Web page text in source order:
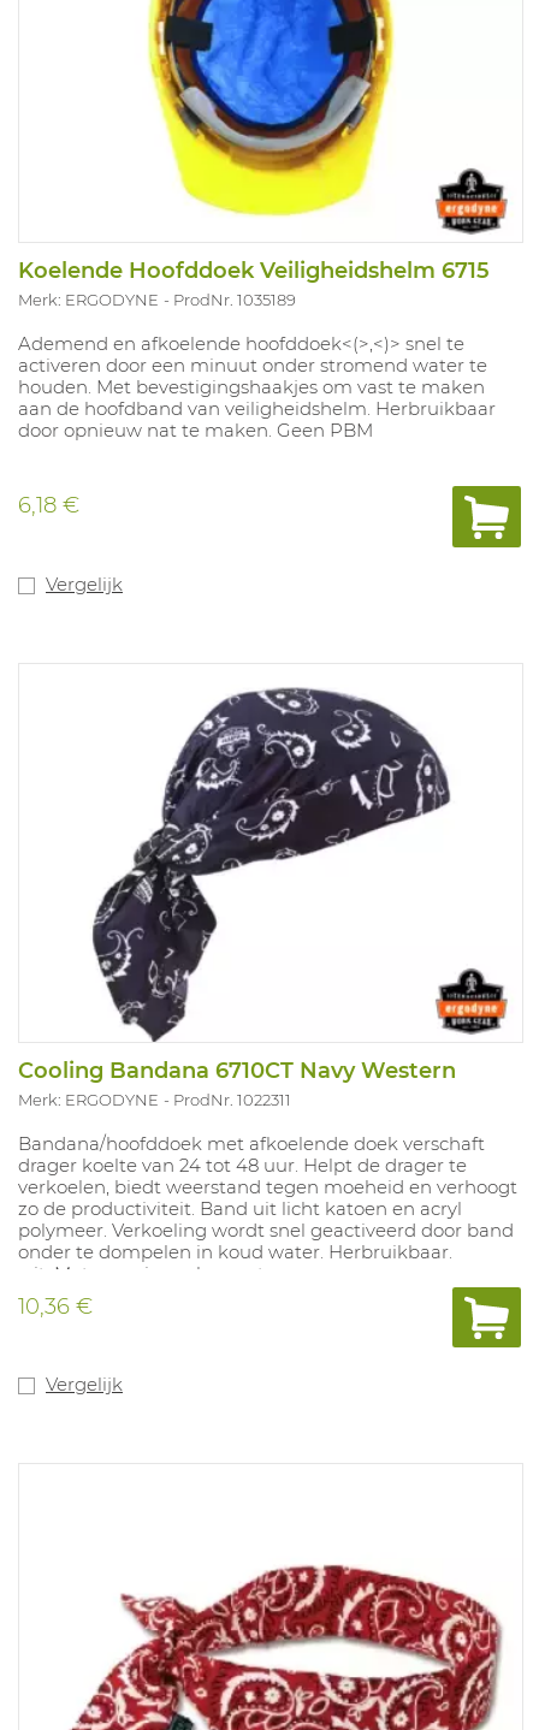
Koelende Hoofddoek Veiligheidshelm 6715
Merk: ERGODYNE ProdNr. 1035189
Ademend en afkoelende hoofddoek<(>,<)> snel te
activeren door een minuut onder stromend water te
houden. Met bevestigingshaakjes om vast te maken
aan de hoofdband van veiligheidshelm. Herbruikbaar
door opnieuw nat te maken. Geen PBM
6,18 €
Vergelijk
Cooling Bandana 6710CT Navy Western
Merk: ERGODYNE ProdNr. 1022311
Bandana/hoofddoek met afkoelende doek verschaft
drager koelte van 24 tot 48 uur. Helpt de drager te
verkoelen, biedt weerstand tegen moeheid en verhoogt
zo de productiviteit. Band uit licht katoen en acryl
polymeer. Verkoeling wordt snel geactiveerd door band
onder te dompelen in koud water. Herbruikbaar.
wit. Maten: universele maat.
10,36 €
Vergelijk